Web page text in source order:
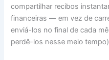
compartilhar recibos
financeiras — em vez de
enviá-los no final de cada
perdê-los nesse meio